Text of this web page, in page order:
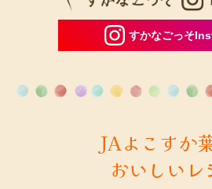
催のご案内
2025年9月5日
「JAよこすか葉山 30周年記念定期
すかなごっそ
JAよこすか
おいしいレ